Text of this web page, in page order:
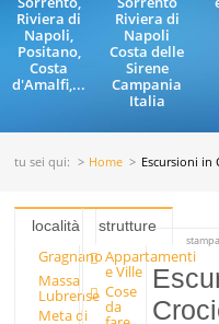
Riviera di
Napoli,
Positano,
Costa
d'Amalfi,...
Riviera di
Napoli
Costa delle
Sirene
Campania
Italia
tu sei qui: Home Escursioni in
località
Gragnano
Massa
Lubrense
Meta di
strutture
Appartamenti
e Ville
Cose
da